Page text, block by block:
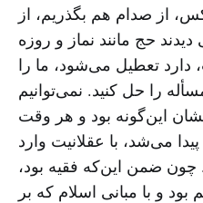
از صدام هم بگذریم، از
حج مانند نماز و روزه
تعطیل می‌شود، ما را
را حل کنید. نمی‌توانیم
این‌گونه بود و هر وقت
می‌شد، با عقلانیت وارد
ضمن این‌که فقیه بود،
و با مبانی اسلام که بر